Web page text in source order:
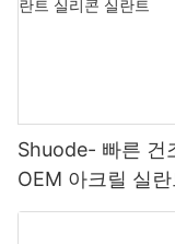
Shuode- 빠른 건
OEM 아크릴 실